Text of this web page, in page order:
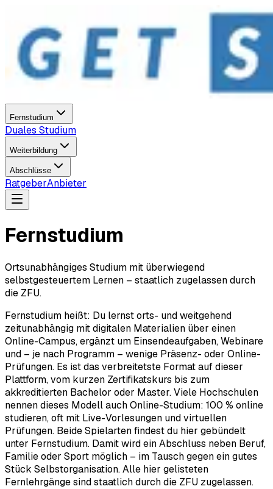
Fernstudium
Duales Studium
Weiterbildung
Abschlüsse
RatgeberAnbieter
Fernstudium
Ortsunabhängiges Studium mit überwiegend
selbstgesteuertem Lernen – staatlich zugelassen durch
die ZFU.
Fernstudium heißt: Du lernst orts- und weitgehend
zeitunabhängig mit digitalen Materialien über einen
Online-Campus, ergänzt um Einsendeaufgaben, Webinare
und – je nach Programm – wenige Präsenz- oder Online-
Prüfungen. Es ist das verbreitetste Format auf dieser
Plattform, vom kurzen Zertifikatskurs bis zum
akkreditierten Bachelor oder Master. Viele Hochschulen
nennen dieses Modell auch Online-Studium: 100 % online
studieren, oft mit Live-Vorlesungen und virtuellen
Prüfungen. Beide Spielarten findest du hier gebündelt
unter Fernstudium. Damit wird ein Abschluss neben Beruf,
Familie oder Sport möglich – im Tausch gegen ein gutes
Stück Selbstorganisation. Alle hier gelisteten
Fernlehrgänge sind staatlich durch die ZFU zugelassen.